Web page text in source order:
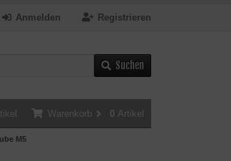
Registrieren
Anmelden
Suchen
Warenkorb 0 Artikel
M5